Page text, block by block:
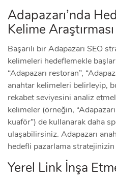
Adapazarı’nda
Kelime Araştırması
Başarılı bir Adapazarı SEO
kelimeleri hedeflemekle
“Adapazarı restoran”,
anahtar kelimeleri belirleyip,
rekabet seviyesini analiz
kelimeler (örneğin,
kuaför”) de kullanarak daha
ulaşabilirsiniz. Adapazarı
hedefli pazarlama
Yerel Link İnşa